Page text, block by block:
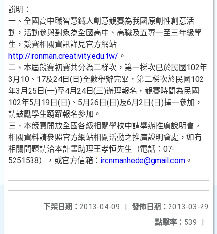
說明：
一、全國高中職智慧鐵人創意競賽為我國原創性創意活
動，活動參與對象為全國高中、高職及五專一至三年級學
生，競賽相關資訊詳見官方網站
http://ironman.creativity.edu.tw/ 。
二、本屆競賽初賽共分為二梯次，第一梯次已於民國102年
3月10、17及24日(日)全數舉辦完畢，第二梯次於民國102
年3月25日(一)至4月24日(三)辦理報名，競賽時間為民國
102年5月19日(日)、5月26日(日)及6月2日(日)擇一參加，
請鼓勵學生踴躍報名參加。
三、本競賽開放全國各級相關學校申請舉辦推廣說明會，
相關資料請參照官方網站相關活動之推廣說明會處，如有
相關問題請洽本計畫助理王孝恒先生（電話：07-
5251538），或官方信箱： ironmanhede@gmail.com 。
發佈日期： 2013-03-29
下架日期： 2013-04-09
|
點擊率： 539 |